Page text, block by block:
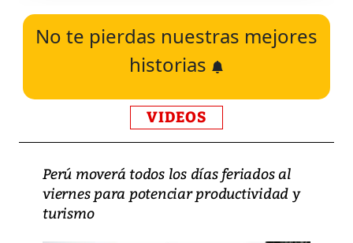
No te pierdas nuestras mejores
historias
VIDEOS
Perú moverá todos los días feriados al
viernes para potenciar productividad y
turismo